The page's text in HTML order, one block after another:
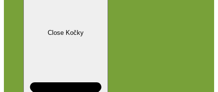
Close Kočky